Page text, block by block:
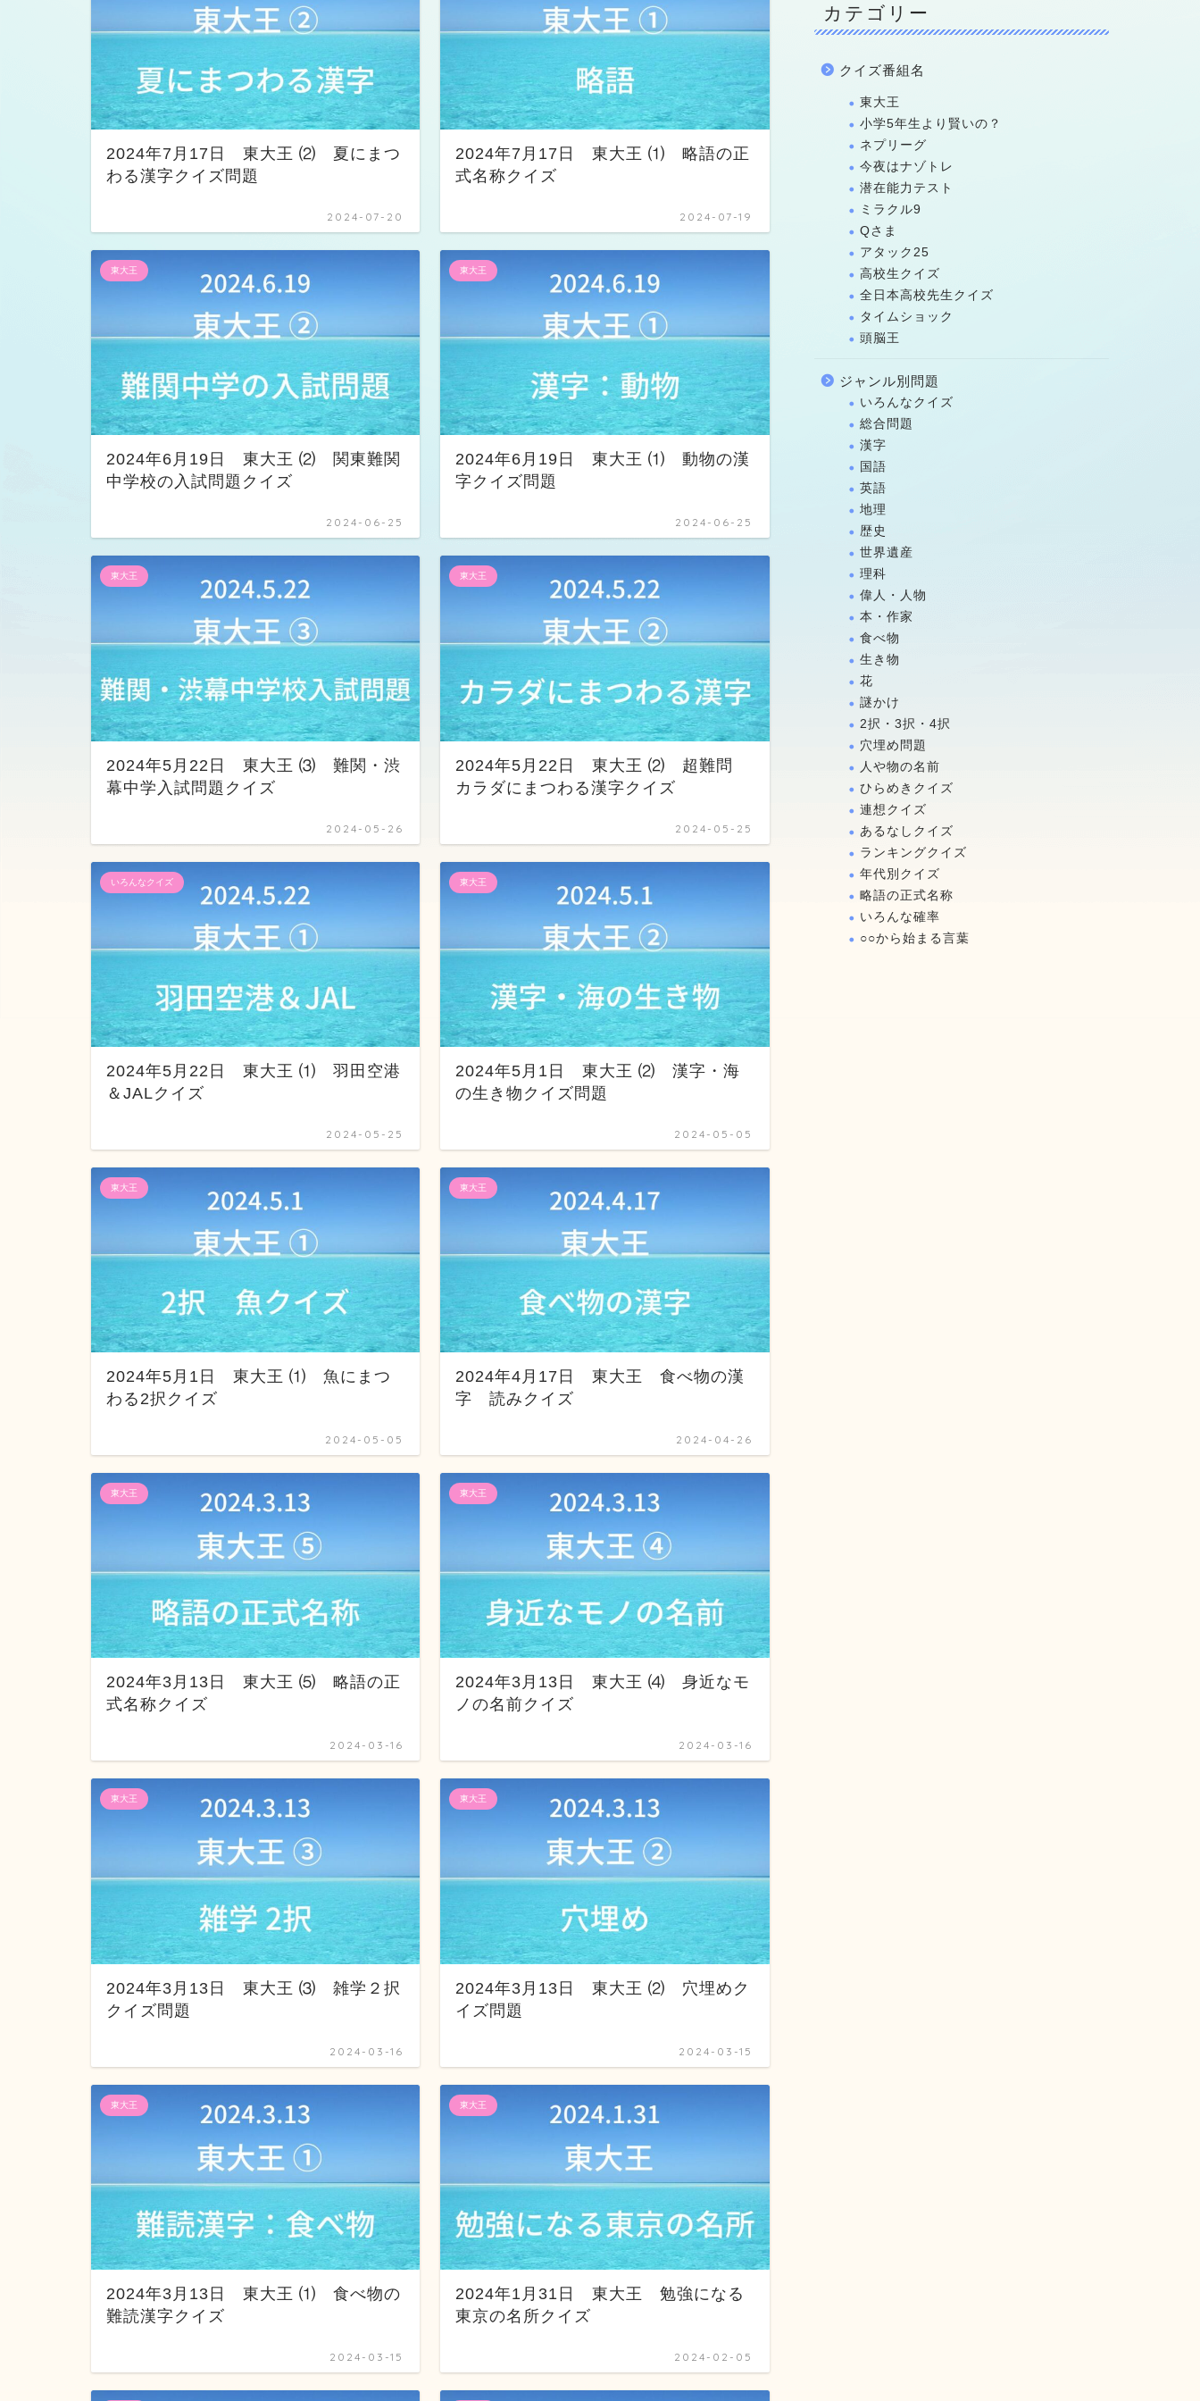
2024年7月17日 東大王 ⑵ 夏にまつ
わる漢字クイズ問題
2024-07-20
2024年7月17日 東大王 ⑴ 略語の正
式名称クイズ
2024-07-19
東大王
2024年6月19日 東大王 ⑵ 関東難関
中学校の入試問題クイズ
2024-06-25
東大王
2024年6月19日 東大王 ⑴ 動物の漢
字クイズ問題
2024-06-25
東大王
2024年5月22日 東大王 ⑶ 難関・渋
幕中学入試問題クイズ
2024-05-26
東大王
2024年5月22日 東大王 ⑵ 超難問
カラダにまつわる漢字クイズ
2024-05-25
いろんなクイズ
2024年5月22日 東大王 ⑴ 羽田空港
＆JALクイズ
2024-05-25
東大王
2024年5月1日 東大王 ⑵ 漢字・海
の生き物クイズ問題
2024-05-05
東大王
2024年5月1日 東大王 ⑴ 魚にまつ
わる2択クイズ
2024-05-05
東大王
2024年4月17日 東大王 食べ物の漢
字 読みクイズ
2024-04-26
東大王
2024年3月13日 東大王 ⑸ 略語の正
式名称クイズ
2024-03-16
東大王
2024年3月13日 東大王 ⑷ 身近なモ
ノの名前クイズ
2024-03-16
東大王
2024年3月13日 東大王 ⑶ 雑学２択
クイズ問題
2024-03-16
東大王
2024年3月13日 東大王 ⑵ 穴埋めク
イズ問題
2024-03-15
東大王
2024年3月13日 東大王 ⑴ 食べ物の
難読漢字クイズ
2024-03-15
東大王
2024年1月31日 東大王 勉強になる
東京の名所クイズ
2024-02-05
カテゴリー
クイズ番組名
東大王
小学5年生より賢いの？
ネプリーグ
今夜はナゾトレ
潜在能力テスト
ミラクル9
Qさま
アタック25
高校生クイズ
全日本高校先生クイズ
タイムショック
頭脳王
ジャンル別問題
いろんなクイズ
総合問題
漢字
国語
英語
地理
歴史
世界遺産
理科
偉人・人物
本・作家
食べ物
生き物
花
謎かけ
2択・3択・4択
穴埋め問題
人や物の名前
ひらめきクイズ
連想クイズ
あるなしクイズ
ランキングクイズ
年代別クイズ
略語の正式名称
いろんな確率
○○から始まる言葉